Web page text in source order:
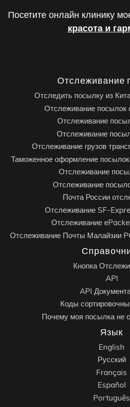
Посетите онлайн клинику
красота и
Отслеживание
Отследить посылку из
Отслеживание посылок
Отслеживание
Отслеживание
Отслеживание грузов
Таможенное оформление
Отслеживание
Отслеживание
Почта России
Отслеживание SF-
Отслеживание
Отслеживание Почты Малайзии
Кнопка
API
API
Коды
Почему моя посылка не
Язык
English
Русский
Français
Español
Português